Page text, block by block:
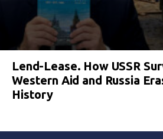
Lend-Lease. How USSR
Western Aid and Russia
History